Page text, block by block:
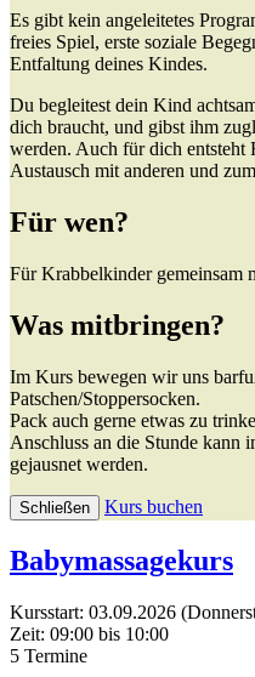
Es gibt kein angeleitetes
freies Spiel, erste soziale
Entfaltung deines Kindes.
Du begleitest dein Kind
dich braucht, und gibst ihm
werden. Auch für dich entsteht
Austausch mit anderen und
Für wen?
Für Krabbelkinder gemeinsam
Was mitbringen?
Im Kurs bewegen wir uns
Patschen/Stoppersocken.
Pack auch gerne etwas zu
Anschluss an die Stunde kann
gejausnet werden.
Schließen Kurs buchen
Babymassagekurs
Kursstart: 03.09.2026
Zeit: 09:00 bis 10:00
5 Termine